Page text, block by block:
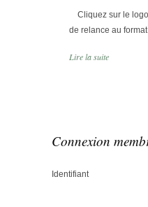
Cliquez sur le
de relance au
Lire la suite
Connexion
Identifiant